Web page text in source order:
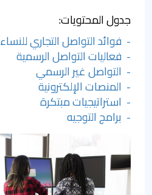
جدول المحتويات:
- فوائد التواصل التجاري للنساء
- فعاليات التواصل الرسمية
- التواصل غير الرسمي
- المنصات الإلكترونية
- استراتيجيات مبتكرة
- برامج التوجيه